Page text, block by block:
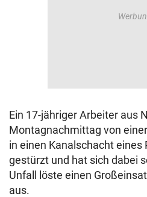
Ein 17-jähriger Arbeiter aus
Montagnachmittag von
in einen Kanalschacht eines
gestürzt und hat sich dabei
Unfall löste einen
aus.